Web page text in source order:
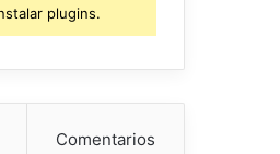
plugins.
Comentarios